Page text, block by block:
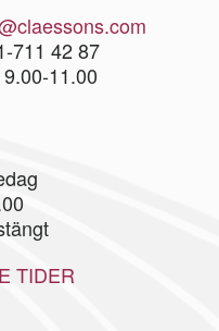
711 42 87
11.00
TIDER